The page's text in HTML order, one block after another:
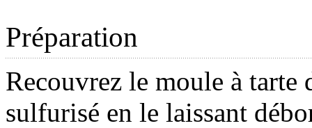
Préparation
Recouvrez le moule à tarte
sulfurisé en le laissant